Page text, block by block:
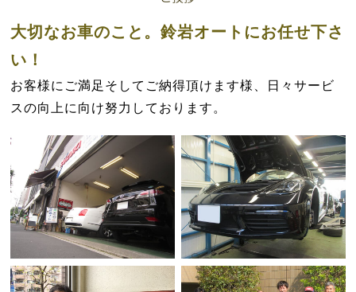
大切なお車のこと。鈴岩オートにお任せ下さ
い！
お客様にご満足そしてご納得頂けます様、日々サービ
スの向上に向け努力しております。